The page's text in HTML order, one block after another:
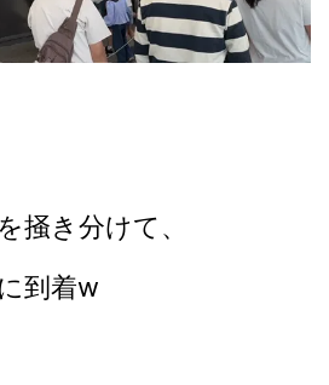
掻き分けて、
到着w